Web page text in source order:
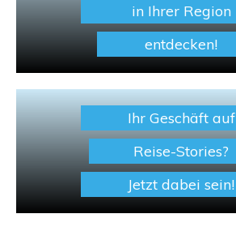
in Ihrer Region
entdecken!
Ihr Geschäft auf
Reise-Stories?
Jetzt dabei sein!